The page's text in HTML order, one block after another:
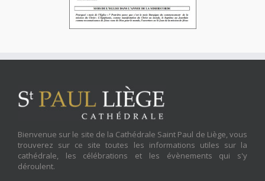
Bienvenue sur le site de la Cathédrale Saint Paul de Liège, vous
trouverez sur ce site toutes les informations utiles sur la
cathédrale, les célébrations et les évènements qui s'y
déroulent.